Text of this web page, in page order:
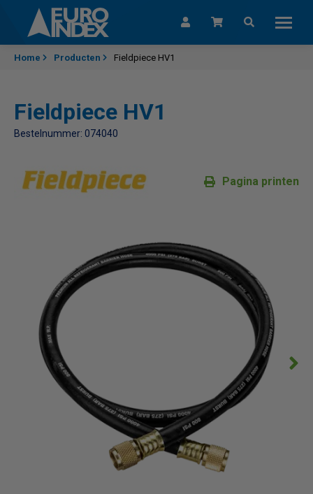
Skip to content
Home Producten Fieldpiece HV1
Fieldpiece HV1
Bestelnummer: 074040
Pagina printen